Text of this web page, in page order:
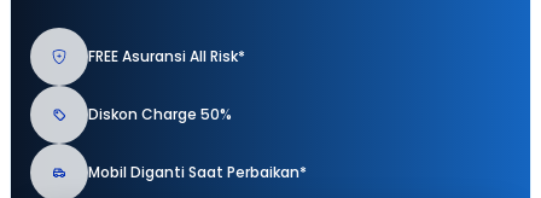
FREE Asuransi All Risk*
Diskon Charge 50%
Mobil Diganti Saat Perbaikan*